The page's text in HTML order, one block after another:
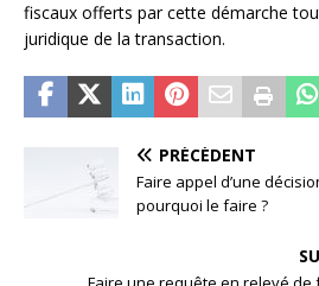
fiscaux offerts par cette démarche
juridique de la transaction.
PRÉCÉDENT
Faire appel d’une
pourquoi le faire ?